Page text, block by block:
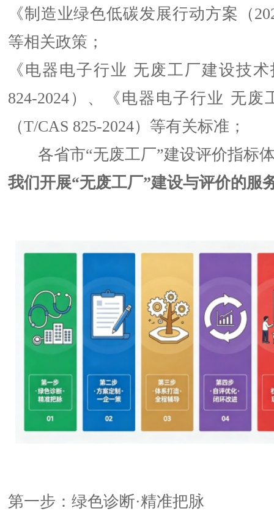
《制造业绿色低碳发展行动方案（
等相关政策；
《电器电子行业 无废工厂建设技
824-2024）、《电器电子行业 无废
（T/CAS 825-2024）等有关标准；
各省市“无废工厂”建设评价指标
我们开展“无废工厂”建设与评价的服
第一步：绿色诊断·精准把脉